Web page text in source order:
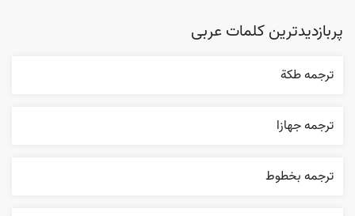
پربازدیدترین کلمات عربی
ترجمه طکة
ترجمه جهازا
ترجمه بخطوط